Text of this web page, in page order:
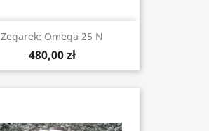
Zegarek: Omega 25 N
480,00 zł